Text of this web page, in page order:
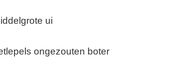
ui
ongezouten boter